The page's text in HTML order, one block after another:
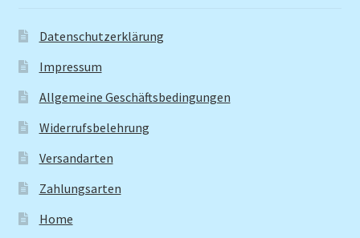
Datenschutzerklärung
Impressum
Allgemeine Geschäftsbedingungen
Widerrufsbelehrung
Versandarten
Zahlungsarten
Home